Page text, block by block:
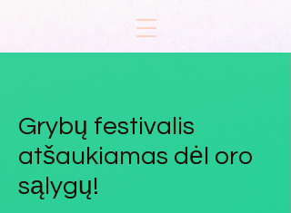
Grybų festivalis
atšaukiamas dėl oro
sąlygų!